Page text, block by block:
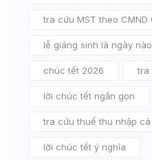
tra cứu MST theo CMND
lễ giáng sinh là ngày nào
chúc tết 2026 tra
lời chúc tết ngắn gọn
tra cứu thuế thu nhập
lời chúc tết ý nghĩa